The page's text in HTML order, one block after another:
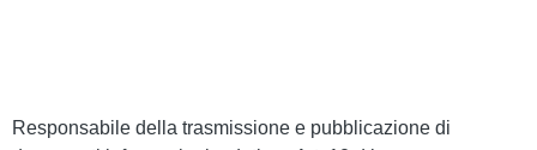
Responsabile della trasmissione e pubblicazione di